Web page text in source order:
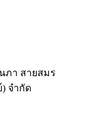
ภา สายสมร
) จำกัด